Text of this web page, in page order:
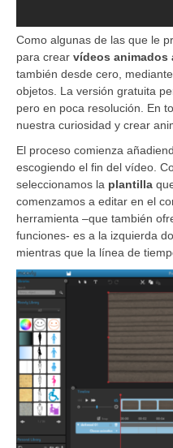
Como algunas de las que le
para crear vídeos animados
también desde cero,
objetos. La versión gratuita
pero en poca resolución. En
nuestra curiosidad y crear
El proceso comienza
escogiendo el fin del vídeo.
seleccionamos la plantilla
comenzamos a editar en el
herramienta –que también
funciones- es a la izquierda
mientras que la línea de